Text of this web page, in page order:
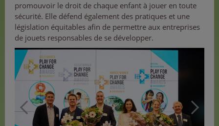
promouvoir le droit de chaque enfant à jouer en toute
sécurité. Elle défend également des pratiques et une
législation équitables afin de permettre aux entreprises
de jouets responsables de se développer.